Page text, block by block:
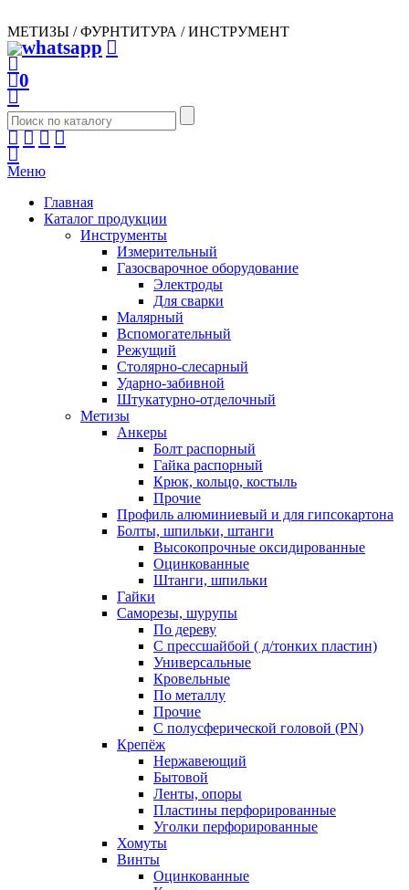
МЕТИЗЫ / ФУРНТИТУРА / ИНСТРУМЕНТ
0
Меню
Главная
Каталог продукции
Инструменты
Измерительный
Газосварочное оборудование
Электроды
Для сварки
Малярный
Вспомогательный
Режущий
Столярно-слесарный
Ударно-забивной
Штукатурно-отделочный
Метизы
Анкеры
Болт распорный
Гайка распорный
Крюк, кольцо, костыль
Прочие
Профиль алюминиевый и для гипсокартона
Болты, шпильки, штанги
Высокопрочные оксидированные
Оцинкованные
Штанги, шпильки
Гайки
Саморезы, шурупы
По дереву
С прессшайбой ( д/тонких пластин)
Универсальные
Кровельные
По металлу
Прочие
С полусферической головой (PN)
Крепёж
Нержавеющий
Бытовой
Ленты, опоры
Пластины перфорированные
Уголки перфорированные
Хомуты
Винты
Оцинкованные